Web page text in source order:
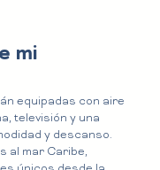
mi
equipadas con aire
televisión y una
y descanso.
al mar Caribe,